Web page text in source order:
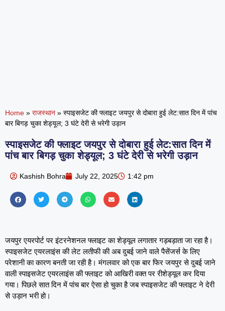
Home » राजस्थान » स्पाइसजेट की फ्लाइट जयपुर से दोबारा हुई लेट:सात दिन में पांच
बार बिगड़ चुका शेड्यूल; 3 घंटे देरी से भरेगी उड़ान
स्पाइसजेट की फ्लाइट जयपुर से दोबारा हुई लेट:सात दिन में
पांच बार बिगड़ चुका शेड्यूल; 3 घंटे देरी से भरेगी उड़ान
Kashish Bohra July 22, 2025 1:42 pm
जयपुर एयरपोर्ट पर इंटरनेशनल फ्लाइट का शेड्यूल लगातार गड़बड़ाता जा रहा है।
स्पाइसजेट एयरलाइंस की लेट लतीफी की अब दुबई जाने वाले पैसेंजर्स के लिए
परेशानी का कारण बनती जा रही है। मंगलवार को एक बार फिर जयपुर से दुबई जाने
वाली स्पाइसजेट एयरलाइंस की फ्लाइट को आखिरी वक्त पर रीशेड्यूल कर दिया
गया। पिछले सात दिन में पांच बार ऐसा हो चुका है जब स्पाइसजेट की फ्लाइट ने देरी
से उड़ान भरी हो।